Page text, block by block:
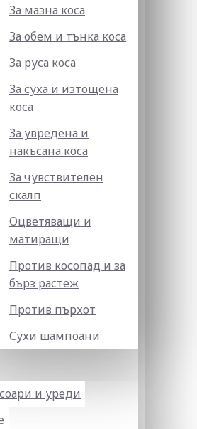
За мазна коса
За обем и тънка коса
За руса коса
За суха и изтощена
коса
За увредена и
накъсана коса
За чувствителен
скалп
Оцветяващи и
матиращи
Против косопад и за
бърз растеж
Против пърхот
Сухи шампоани
и уреди